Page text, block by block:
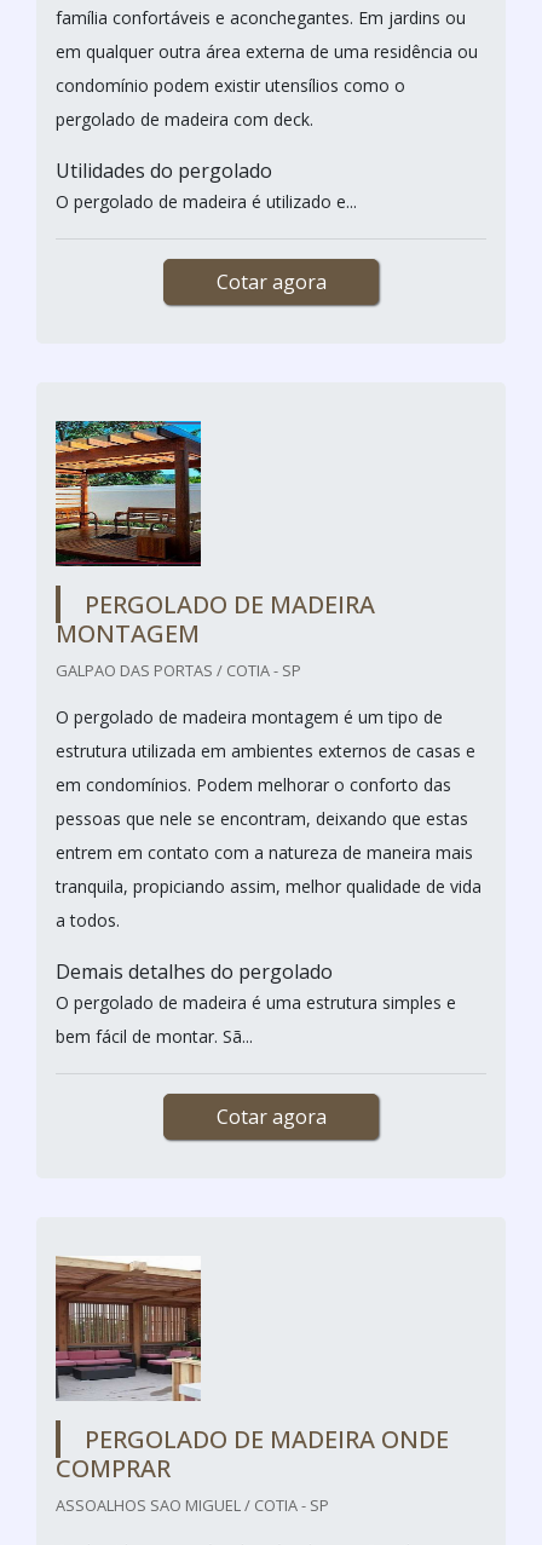
família confortáveis e aconchegantes. Em jardins ou
em qualquer outra área externa de uma residência ou
condomínio podem existir utensílios como o
pergolado de madeira com deck.
Utilidades do pergolado
O pergolado de madeira é utilizado e...
Cotar agora
PERGOLADO DE MADEIRA
MONTAGEM
GALPAO DAS PORTAS / COTIA - SP
O pergolado de madeira montagem é um tipo de
estrutura utilizada em ambientes externos de casas e
em condomínios. Podem melhorar o conforto das
pessoas que nele se encontram, deixando que estas
entrem em contato com a natureza de maneira mais
tranquila, propiciando assim, melhor qualidade de vida
a todos.
Demais detalhes do pergolado
O pergolado de madeira é uma estrutura simples e
bem fácil de montar. Sã...
Cotar agora
PERGOLADO DE MADEIRA ONDE
COMPRAR
ASSOALHOS SAO MIGUEL / COTIA - SP